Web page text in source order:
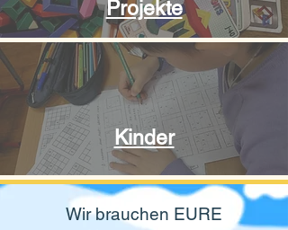
Projekte
Kinder
Wir brauchen EURE